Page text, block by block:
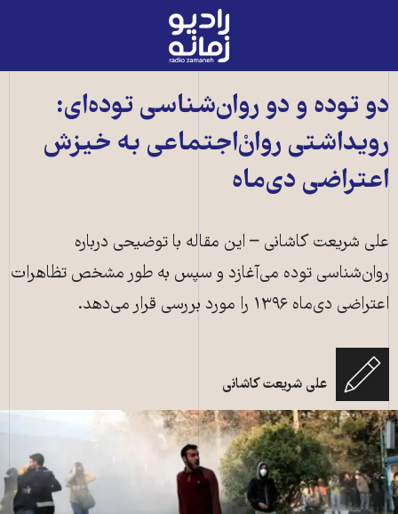
رادیو
زمانه
به
صفحه
اصلی
دو توده و دو روان‌شناسی توده‌ای:
رویداشتی روان‌ْاجتماعی به خیزش
اعتراضی دی‌ماه
علی شریعت کاشانی – این مقاله با توضیحی درباره
روان‌شناسی توده می‌آغازد و سپس به طور مشخص تظاهرات
اعتراضی دی‌ماه ۱۳۹۶ را مورد بررسی قرار می‌دهد.
علی شریعت کاشانی